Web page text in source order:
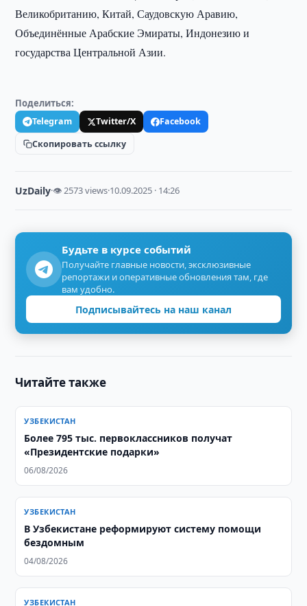
Великобританию, Китай, Саудовскую Аравию,
Объединённые Арабские Эмираты, Индонезию и
государства Центральной Азии.
Поделиться:
Telegram Twitter/X
Facebook
Скопировать ссылку
UzDaily·👁 2573 views·10.09.2025 · 14:26
Будьте в курсе событий
Получайте главные новости, эксклюзивные
репортажи и оперативные обновления там, где
вам удобно.
Подписывайтесь на наш канал
Читайте также
УЗБЕКИСТАН
Более 795 тыс. первоклассников получат
«Президентские подарки»
06/08/2026
УЗБЕКИСТАН
В Узбекистане реформируют систему помощи
бездомным
04/08/2026
УЗБЕКИСТАН